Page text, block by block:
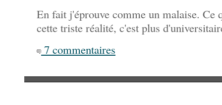
En fait j'éprouve comme un malaise. Ce
cette triste réalité, c'est plus
7 commentaires